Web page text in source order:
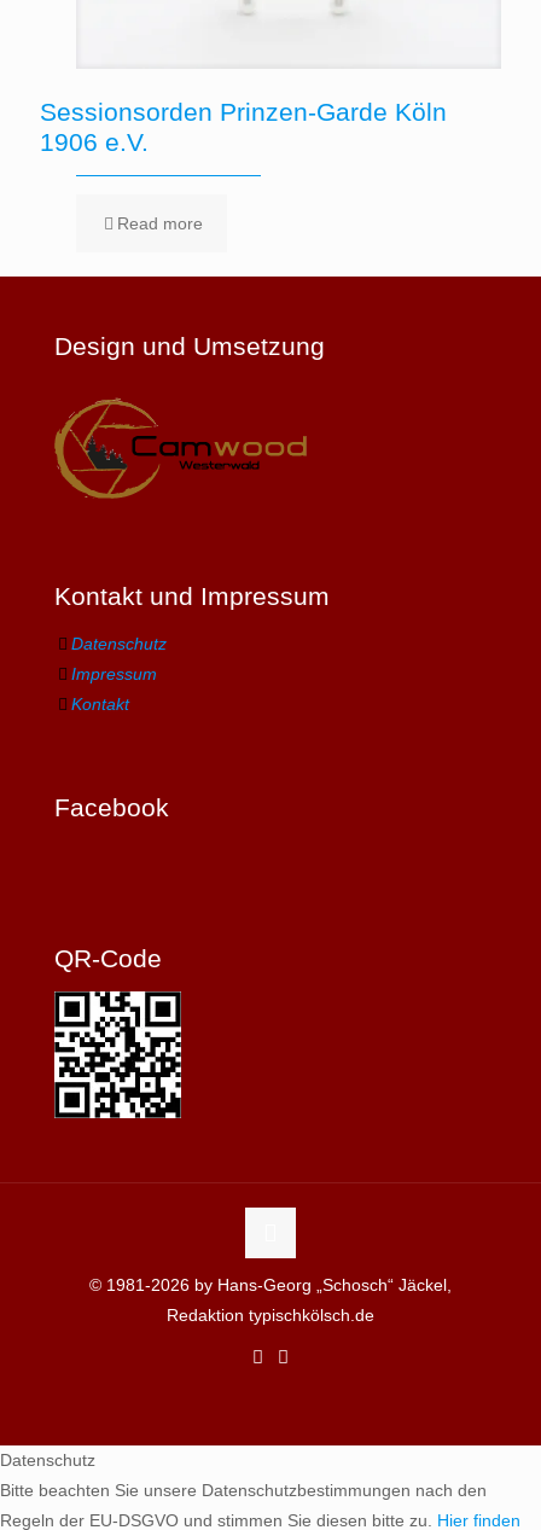
Sessionsorden Prinzen-Garde Köln
1906 e.V.
Read more
Design und Umsetzung
Kontakt und Impressum
Datenschutz
Impressum
Kontakt
Facebook
QR-Code
© 1981-2026 by Hans-Georg „Schosch“ Jäckel,
Redaktion typischkölsch.de
Datenschutz
Bitte beachten Sie unsere Datenschutzbestimmungen nach den
Regeln der EU-DSGVO und stimmen Sie diesen bitte zu. Hier finden